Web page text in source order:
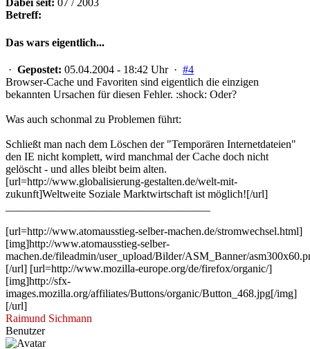
Dabei seit: 07 / 2003
Betreff:
Das wars eigentlich...
· Gepostet: 05.04.2004 - 18:42 Uhr · #4
Browser-Cache und Favoriten sind eigentlich die einzigen
bekannten Ursachen für diesen Fehler. :shock: Oder?
Was auch schonmal zu Problemen führt:
Schließt man nach dem Löschen der "Temporären Internetdateien"
den IE nicht komplett, wird manchmal der Cache doch nicht
gelöscht - und alles bleibt beim alten.
[url=http://www.globalisierung-gestalten.de/welt-mit-
zukunft]Weltweite Soziale Marktwirtschaft ist möglich![/url]
[url=http://www.atomausstieg-selber-machen.de/stromwechsel.html]
[img]http://www.atomausstieg-selber-
machen.de/fileadmin/user_upload/Bilder/ASM_Banner/
[/url] [url=http://www.mozilla-europe.org/de/firefox/organic/]
[img]http://sfx-
images.mozilla.org/affiliates/Buttons/organic/Button_468.jpg[/img]
[/url]
Raimund Sichmann
Benutzer